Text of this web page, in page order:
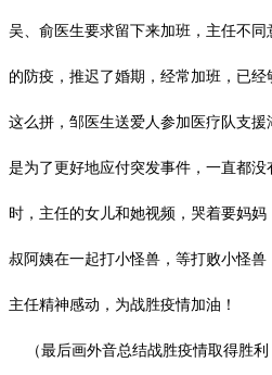
吴、俞医生要求留下来加班，主任不
的防疫，推迟了婚期，经常加班，已
这么拼，邹医生送爱人参加医疗队支
是为了更好地应付突发事件，一直都
时，主任的女儿和她视频，哭着要妈
叔阿姨在一起打小怪兽，等打败小怪
主任精神感动，为战胜疫情加油！
（最后画外音总结战胜疫情取得胜利